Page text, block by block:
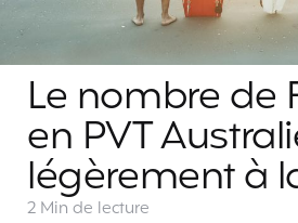
Le nombre de
en PVT
légèrement à
2 Min de lecture